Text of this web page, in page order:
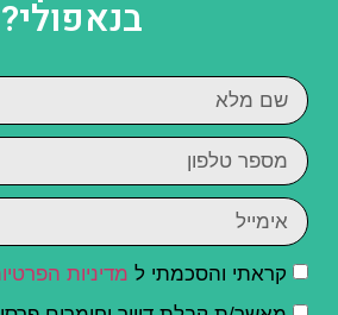
בנאפולי?
קראתי והסכמתי ל מדיניות